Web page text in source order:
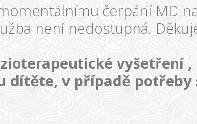
čerpání MD
není nedostupná.
vyšetření
dítěte, v případě potřeby